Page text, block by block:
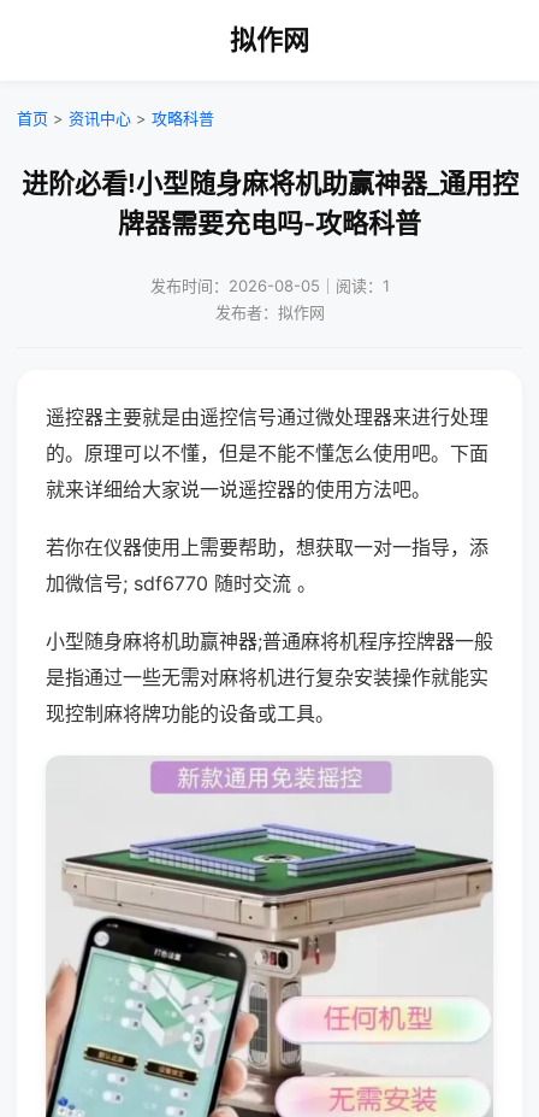
拟作网
首页 > 资讯中心 > 攻略科普
进阶必看!小型随身麻将机助赢神器_通用控
牌器需要充电吗-攻略科普
发布时间：2026-08-05｜阅读：1
发布者：拟作网
遥控器主要就是由遥控信号通过微处理器来进行处理
的。原理可以不懂，但是不能不懂怎么使用吧。下面
就来详细给大家说一说遥控器的使用方法吧。
若你在仪器使用上需要帮助，想获取一对一指导，添
加微信号; sdf6770 随时交流 。
小型随身麻将机助赢神器;普通麻将机程序控牌器一般
是指通过一些无需对麻将机进行复杂安装操作就能实
现控制麻将牌功能的设备或工具。